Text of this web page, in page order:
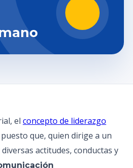
el concepto de liderazgo
que, quien dirige a un
actitudes, conductas y